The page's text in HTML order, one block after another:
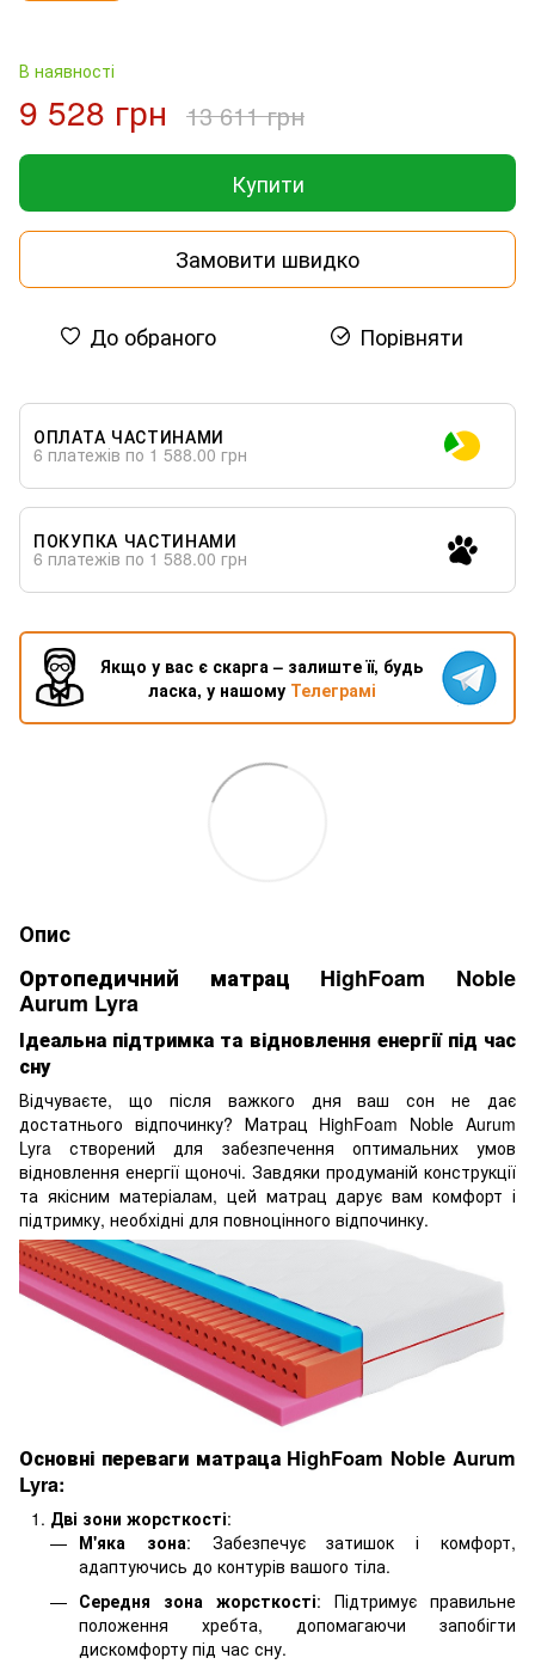
В наявності
9 528 грн 13 611 грн
Купити
Замовити швидко
До обраного Порівняти
ОПЛАТА ЧАСТИНАМИ
6 платежів по 1 588.00 грн
ПОКУПКА ЧАСТИНАМИ
6 платежів по 1 588.00 грн
Якщо у вас є скарга – залиште її, будь
ласка, у нашому Телеграмі
Опис
Ортопедичний матрац HighFoam Noble
Aurum Lyra
Ідеальна підтримка та відновлення енергії під час
сну
Відчуваєте, що після важкого дня ваш сон не дає
достатнього відпочинку? Матрац HighFoam Noble Aurum
Lyra створений для забезпечення оптимальних умов
відновлення енергії щоночі. Завдяки продуманій конструкції
та якісним матеріалам, цей матрац дарує вам комфорт і
підтримку, необхідні для повноцінного відпочинку.
Основні переваги матраца HighFoam Noble Aurum
Lyra:
Дві зони жорсткості:
М'яка зона: Забезпечує затишок і комфорт,
адаптуючись до контурів вашого тіла.
Середня зона жорсткості: Підтримує правильне
положення хребта, допомагаючи запобігти
дискомфорту під час сну.